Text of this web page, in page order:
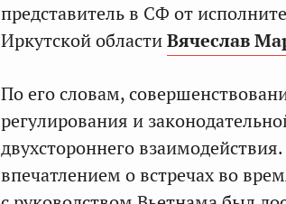
представитель в СФ от
Иркутской областиВячеслав
По его словам,
регулирования и
двухстороннего
впечатлением о встречах во